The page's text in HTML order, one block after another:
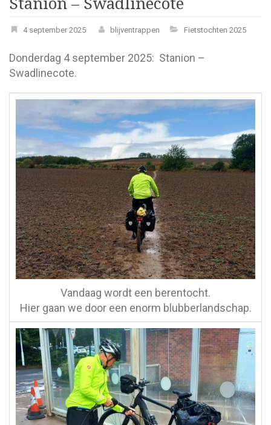
4 september 2025 blijventrappen Fietstochten 2025
Donderdag 4 september 2025: Stanion –
Swadlinecote.
Vandaag wordt een berentocht.
Hier gaan we door een enorm blubberlandschap.